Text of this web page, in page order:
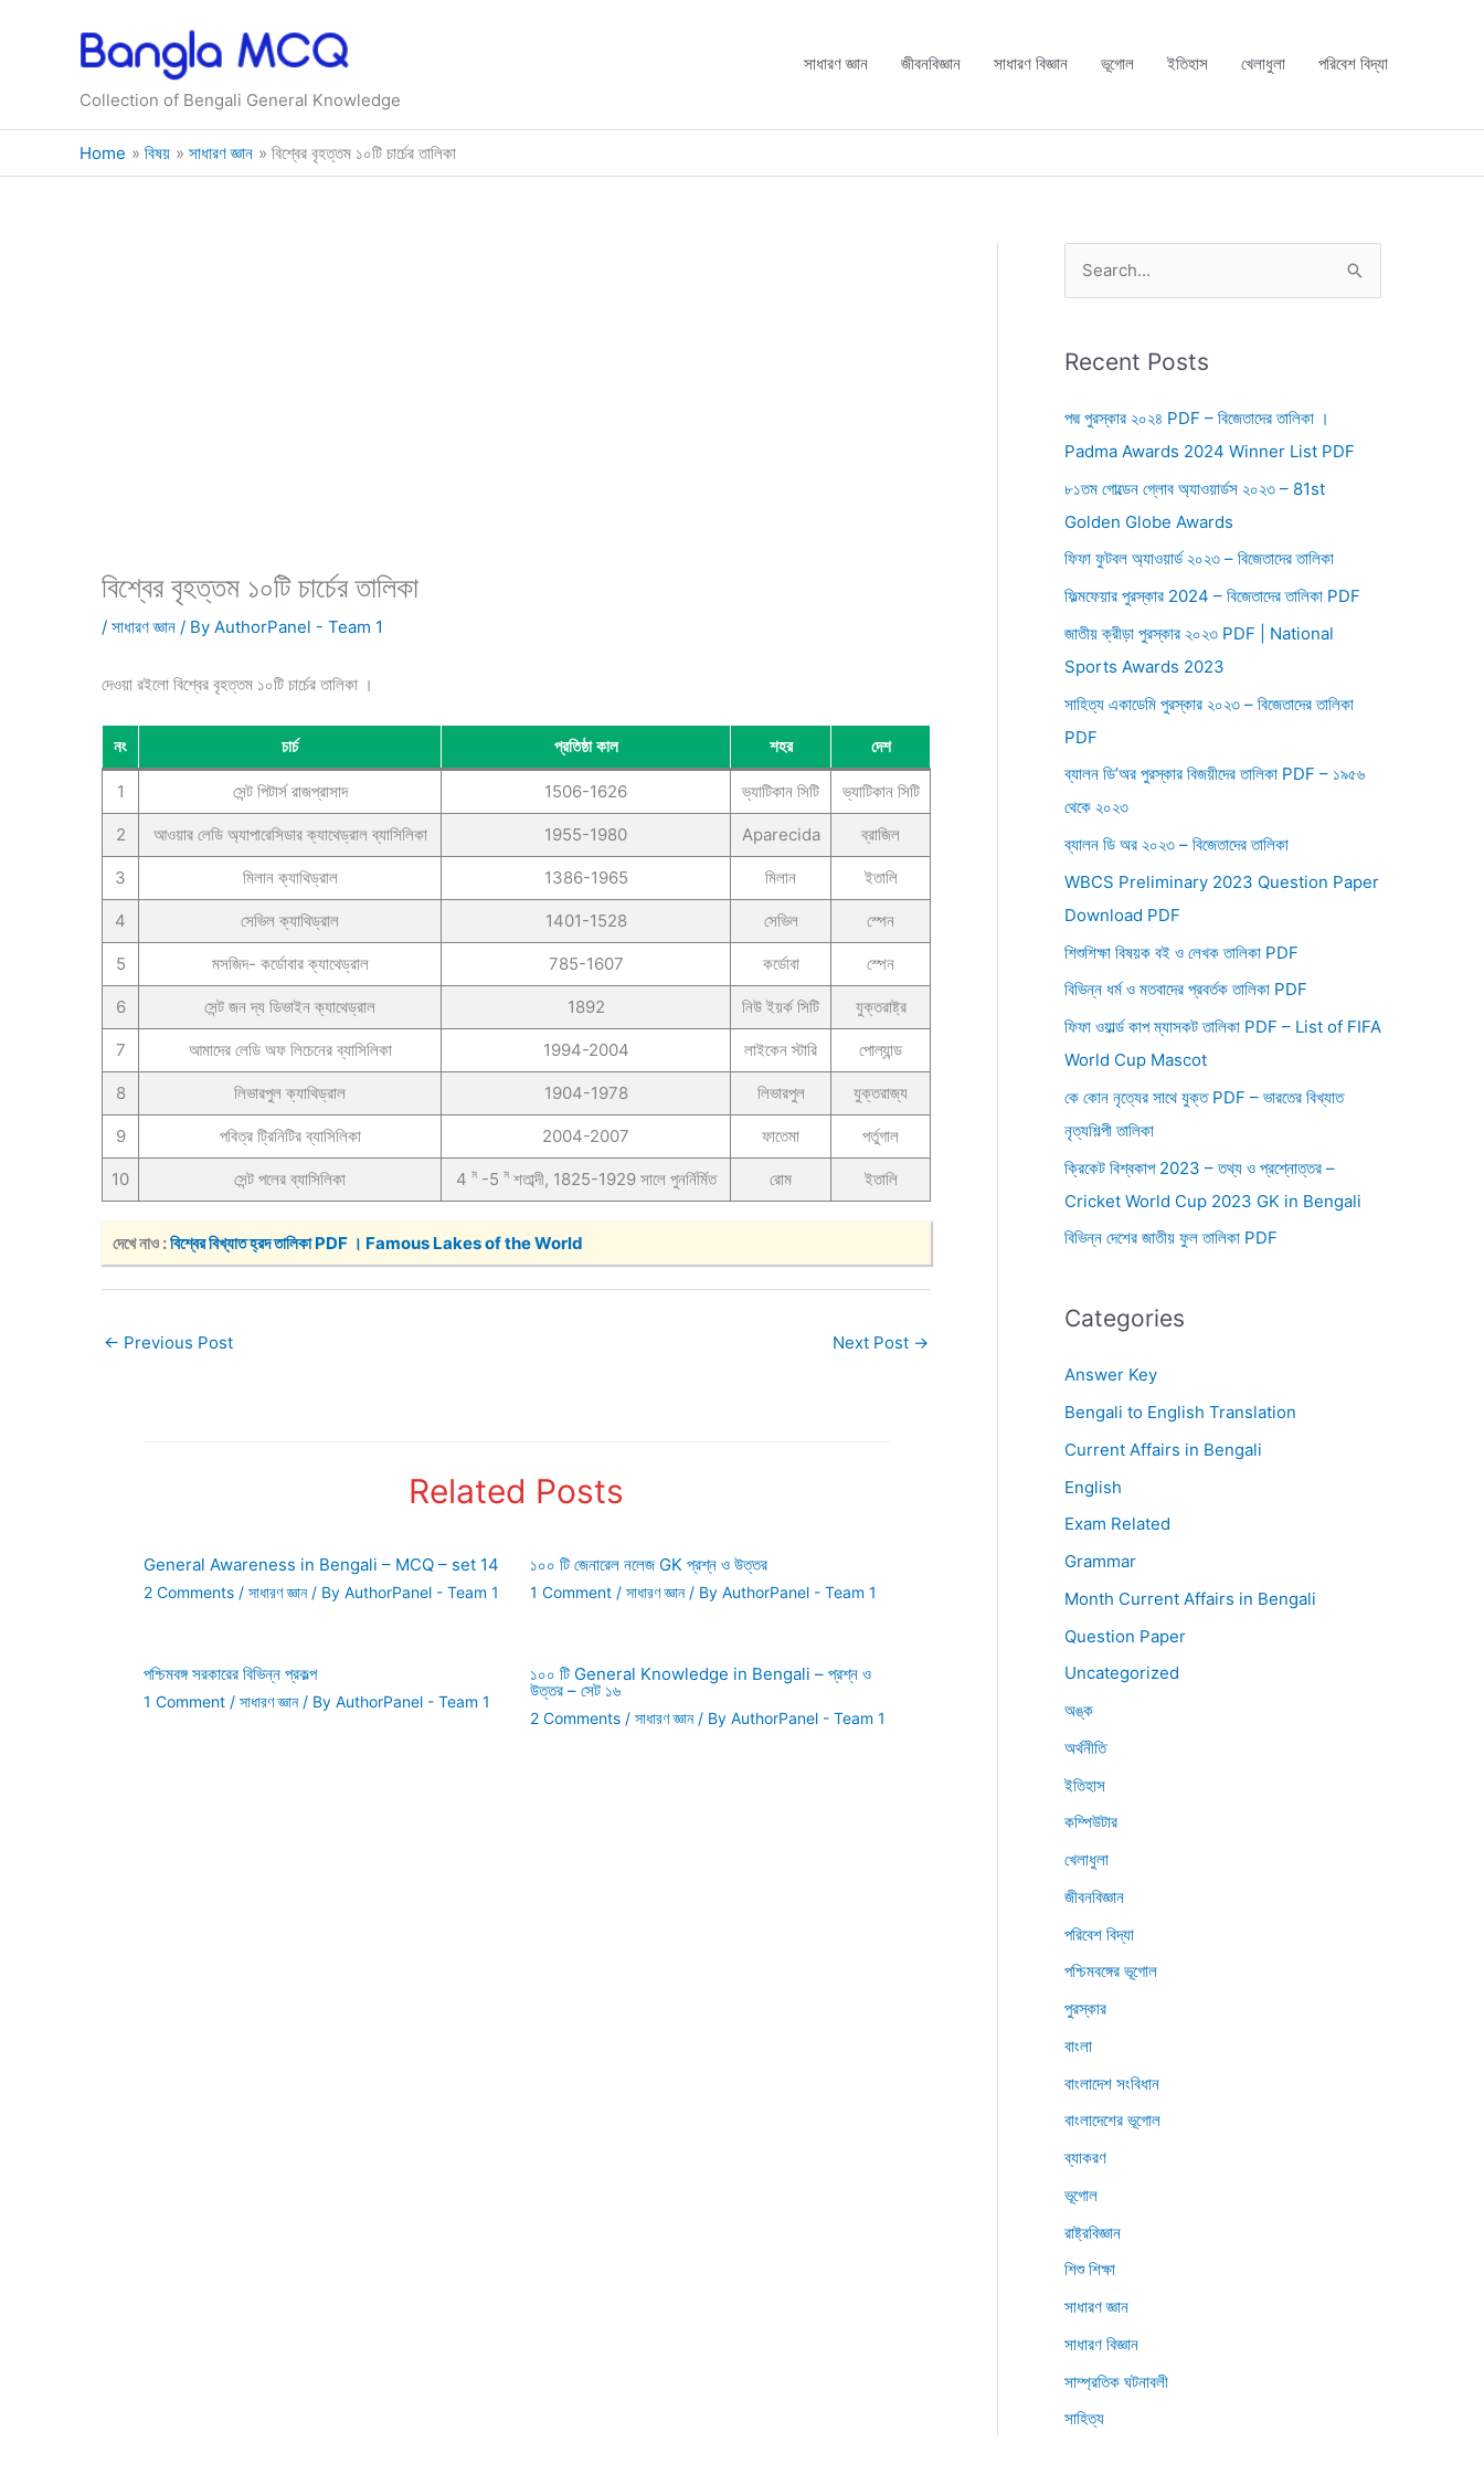
Collection of Bengali General Knowledge
সাধারণ জ্ঞান জীবনবিজ্ঞান সাধারণ বিজ্ঞান ভূগোল ইতিহাস খেলাধুলা পরিবেশ বিদ্যা
Home বিষয় সাধারণ জ্ঞান বিশ্বের বৃহত্তম ১০টি চার্চের তালিকা
বিশ্বের বৃহত্তম ১০টি চার্চের তালিকা
/ সাধারণ জ্ঞান / By AuthorPanel - Team 1
দেওয়া রইলো বিশ্বের বৃহত্তম ১০টি চার্চের তালিকা ।
নং চার্চ প্রতিষ্ঠা কাল শহর দেশ
1 সেন্ট পিটার্স রাজপ্রাসাদ 1506-1626 ভ্যাটিকান সিটি ভ্যাটিকান সিটি
2 আওয়ার লেডি অ্যাপারেসিডার ক্যাথেড্রাল ব্যাসিলিকা 1955-1980 Aparecida ব্রাজিল
3 মিলান ক্যাথিড্রাল 1386-1965 মিলান ইতালি
4 সেভিল ক্যাথিড্রাল 1401-1528 সেভিল স্পেন
5 মসজিদ- কর্ডোবার ক্যাথেড্রাল 785-1607 কর্ডোবা স্পেন
6 সেন্ট জন দ্য ডিভাইন ক্যাথেড্রাল 1892 নিউ ইয়র্ক সিটি যুক্তরাষ্ট্র
7 আমাদের লেডি অফ লিচেনের ব্যাসিলিকা 1994-2004 লাইকেন স্টারি পোল্যান্ড
8 লিভারপুল ক্যাথিড্রাল 1904-1978 লিভারপুল যুক্তরাজ্য
9 পবিত্র ট্রিনিটির ব্যাসিলিকা 2004-2007 ফাতেমা পর্তুগাল
10 সেন্ট পলের ব্যাসিলিকা 4 ম-5 মশতাব্দী, 1825-1929 সালে পুনর্নির্মিত রোম ইতালি
দেখে নাও : বিশ্বের বিখ্যাত হ্রদ তালিকা PDF । Famous Lakes of the World
← Previous Post Next Post →
Related Posts
General Awareness in Bengali – MCQ – set 14
2 Comments / সাধারণ জ্ঞান/ By AuthorPanel - Team 1
১০০ টি জেনারেল নলেজ GK প্রশ্ন ও উত্তর
1 Comment / সাধারণ জ্ঞান/ By AuthorPanel - Team 1
পশ্চিমবঙ্গ সরকারের বিভিন্ন প্রকল্প
1 Comment / সাধারণ জ্ঞান/ By AuthorPanel - Team 1
১০০ টি General Knowledge in Bengali – প্রশ্ন ও
উত্তর – সেট ১৬
2 Comments / সাধারণ জ্ঞান/ By AuthorPanel - Team 1
r
h
f
o
r
:
Recent Posts
পদ্ম পুরস্কার ২০২৪ PDF – বিজেতাদের তালিকা ।
Padma Awards 2024 Winner List PDF
৮১তম গোল্ডেন গ্লোব অ্যাওয়ার্ডস ২০২৩ – 81st
Golden Globe Awards
ফিফা ফুটবল অ্যাওয়ার্ড ২০২৩ – বিজেতাদের তালিকা
ফিল্মফেয়ার পুরস্কার 2024 – বিজেতাদের তালিকা PDF
জাতীয় ক্রীড়া পুরস্কার ২০২৩ PDF | National
Sports Awards 2023
সাহিত্য একাডেমি পুরস্কার ২০২৩ – বিজেতাদের তালিকা
PDF
ব্যালন ডি’অর পুরস্কার বিজয়ীদের তালিকা PDF – ১৯৫৬
থেকে ২০২৩
ব্যালন ডি অর ২০২৩ – বিজেতাদের তালিকা
WBCS Preliminary 2023 Question Paper
Download PDF
শিশুশিক্ষা বিষয়ক বই ও লেখক তালিকা PDF
বিভিন্ন ধর্ম ও মতবাদের প্রবর্তক তালিকা PDF
ফিফা ওয়ার্ল্ড কাপ ম্যাসকট তালিকা PDF – List of FIFA
World Cup Mascot
কে কোন নৃত্যের সাথে যুক্ত PDF – ভারতের বিখ্যাত
নৃত্যশিল্পী তালিকা
ক্রিকেট বিশ্বকাপ 2023 – তথ্য ও প্রশ্নোত্তর –
Cricket World Cup 2023 GK in Bengali
বিভিন্ন দেশের জাতীয় ফুল তালিকা PDF
Categories
Answer Key
Bengali to English Translation
Current Affairs in Bengali
English
Exam Related
Grammar
Month Current Affairs in Bengali
Question Paper
Uncategorized
অঙ্ক
অর্থনীতি
ইতিহাস
কম্পিউটার
খেলাধুলা
জীবনবিজ্ঞান
পরিবেশ বিদ্যা
পশ্চিমবঙ্গের ভূগোল
পুরস্কার
বাংলা
বাংলাদেশ সংবিধান
বাংলাদেশের ভূগোল
ব্যাকরণ
ভূগোল
রাষ্ট্রবিজ্ঞান
শিশু শিক্ষা
সাধারণ জ্ঞান
সাধারণ বিজ্ঞান
সাম্প্রতিক ঘটনাবলী
সাহিত্য